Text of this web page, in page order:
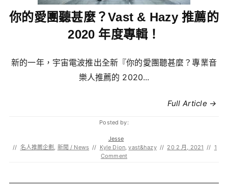
你的愛團聽甚麼？Vast & Hazy 推薦的
2020 年度專輯！
新的一年，宇宙電波推出全新『你的愛團聽甚麼？專業音
樂人推薦的 2020...
Full Article →
Posted by:
Jesse
// 名人推薦企劃 , 新聞 / News // Kyle Dion,vast&hazy // 20 2 月, 2021 // 1
Comment